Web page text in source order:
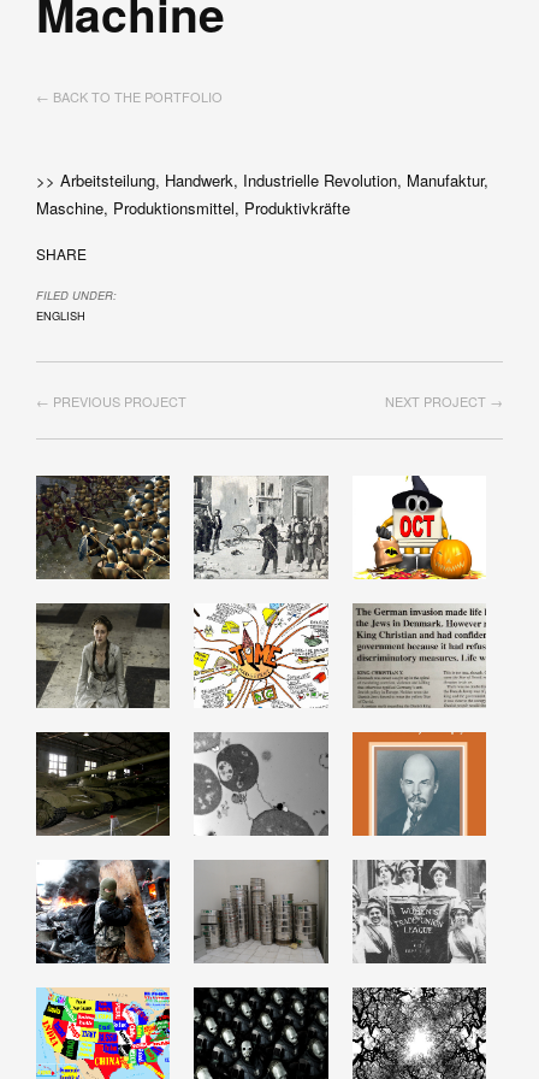
← BACK TO THE PORTFOLIO
>> Arbeitsteilung, Handwerk, Industrielle Revolution, Manufaktur,
Maschine, Produktionsmittel, Produktivkräfte
SHARE
FILED UNDER:
ENGLISH
NEXT PROJECT →
← PREVIOUS PROJECT